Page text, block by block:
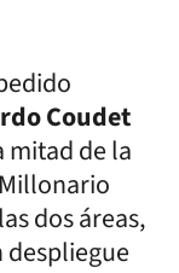
Coudet
mitad de la
dos áreas,
despliegue